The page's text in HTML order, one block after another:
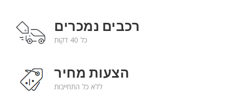
רכבים נמכרים
כל 40 דקות
הצעות מחיר
ללא כל התחייבות